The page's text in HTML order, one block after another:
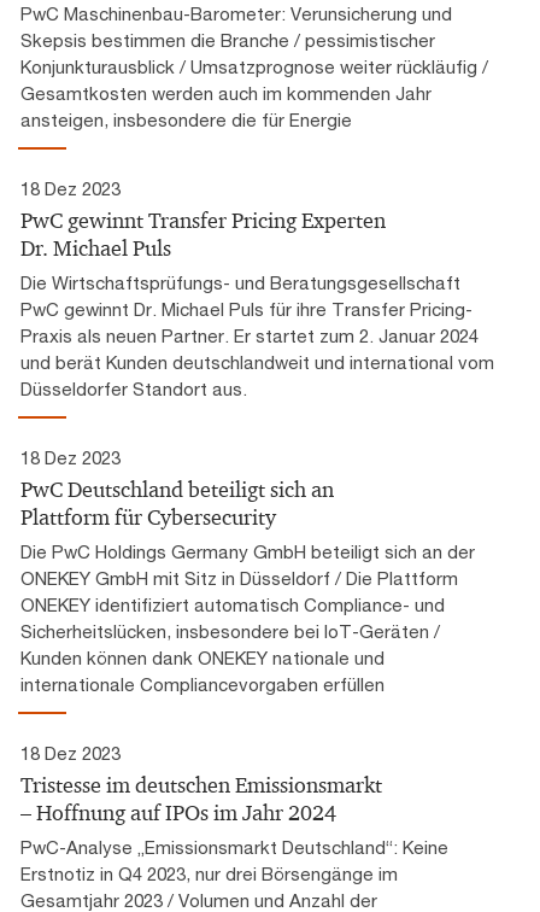
PwC Maschinenbau-Barometer: Verunsicherung und
Skepsis bestimmen die Branche / pessimistischer
Konjunkturausblick / Umsatzprognose weiter rückläufig /
Gesamtkosten werden auch im kommenden Jahr
ansteigen, insbesondere die für Energie
18 Dez 2023
PwC gewinnt Transfer Pricing Experten
Dr. Michael Puls
Die Wirtschaftsprüfungs- und Beratungsgesellschaft
PwC gewinnt Dr. Michael Puls für ihre Transfer Pricing-
Praxis als neuen Partner. Er startet zum 2. Januar 2024
und berät Kunden deutschlandweit und international vom
Düsseldorfer Standort aus.
18 Dez 2023
PwC Deutschland beteiligt sich an
Plattform für Cybersecurity
Die PwC Holdings Germany GmbH beteiligt sich an der
ONEKEY GmbH mit Sitz in Düsseldorf / Die Plattform
ONEKEY identifiziert automatisch Compliance- und
Sicherheitslücken, insbesondere bei IoT-Geräten /
Kunden können dank ONEKEY nationale und
internationale Compliancevorgaben erfüllen
18 Dez 2023
Tristesse im deutschen Emissionsmarkt
– Hoffnung auf IPOs im Jahr 2024
PwC-Analyse „Emissionsmarkt Deutschland“: Keine
Erstnotiz in Q4 2023, nur drei Börsengänge im
Gesamtjahr 2023 / Volumen und Anzahl der